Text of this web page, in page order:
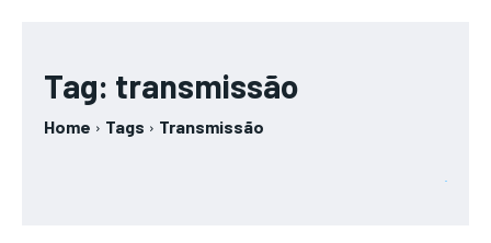
Tag: transmissão
Home Tags Transmissão